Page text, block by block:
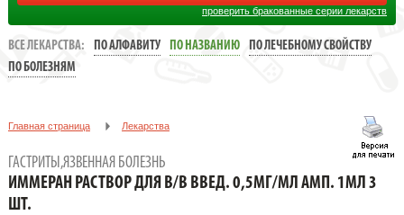
проверить бракованные серии лекарств
ВСЕ ЛЕКАРСТВА: ПО АЛФАВИТУ ПО НАЗВАНИЮ
ПО ЛЕЧЕБНОМУ СВОЙСТВУ
ПО БОЛЕЗНЯМ
Главная страница Лекарства
Гастриты,язвенная болезнь
Иммеран раствор для в/в введ. 0,5мг/мл амп. 1мл 3 шт.
ГАСТРИТЫ,ЯЗВЕННАЯ БОЛЕЗНЬ
ИММЕРАН РАСТВОР ДЛЯ В/В ВВЕД. 0,5МГ/МЛ АМП. 1МЛ 3
ШТ.